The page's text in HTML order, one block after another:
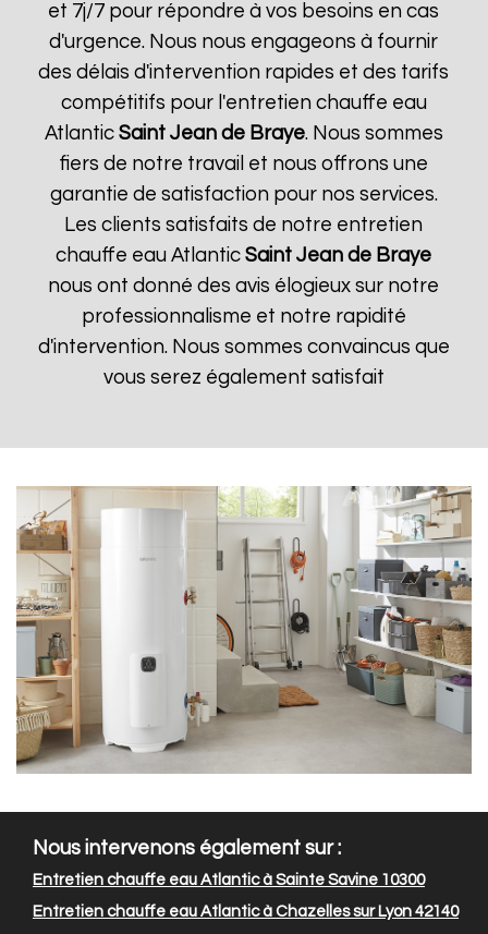
et 7j/7 pour répondre à vos besoins en cas
d'urgence. Nous nous engageons à fournir
des délais d'intervention rapides et des tarifs
compétitifs pour l'entretien chauffe eau
Atlantic Saint Jean de Braye. Nous sommes
fiers de notre travail et nous offrons une
garantie de satisfaction pour nos services.
Les clients satisfaits de notre entretien
chauffe eau AtlanticSaint Jean de Braye
nous ont donné des avis élogieux sur notre
professionnalisme et notre rapidité
d'intervention. Nous sommes convaincus que
vous serez également satisfait
Nous intervenons également sur :
Entretien chauffe eau Atlantic à Sainte Savine 10300
Entretien chauffe eau Atlantic à Chazelles sur Lyon 42140